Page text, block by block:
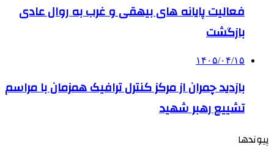
فعالیت پایانه های بیهقی و غرب به روال عادی
بازگشت
۱۴۰۵/۰۴/۱۵
بازدید چمران از مرکز کنترل ترافیک همزمان با مراسم
تشییع رهبر شهید
پیوندها